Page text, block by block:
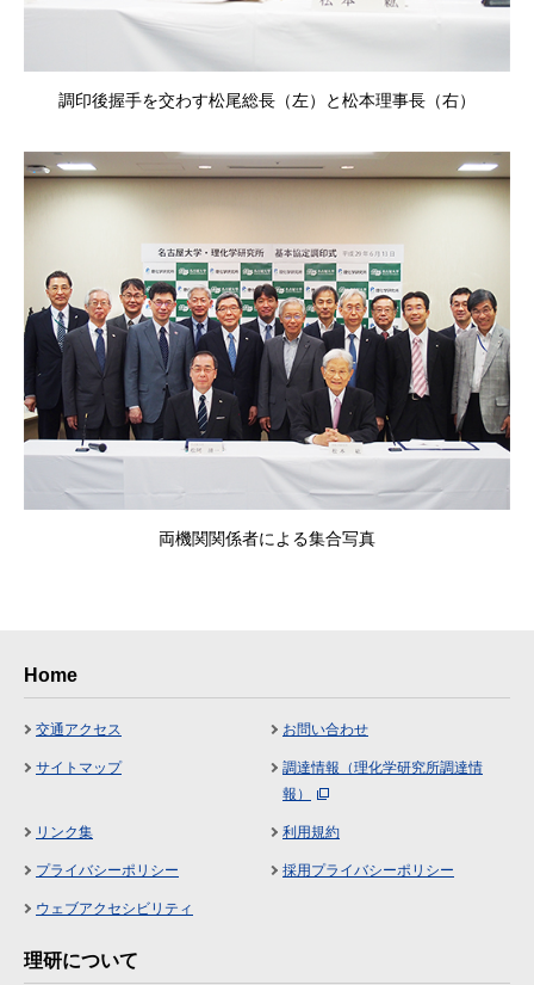
調印後握手を交わす松尾総長（左）と松本理事長（右）
両機関関係者による集合写真
Home
交通アクセス お問い合わせ
サイトマップ
調達情報（理化学研究所調達情
報）
リンク集 利用規約
プライバシーポリシー 採用プライバシーポリシー
ウェブアクセシビリティ
理研について